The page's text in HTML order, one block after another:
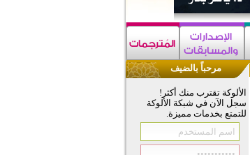
مرحباً بالضيف
الألوكة تقترب منك أكثر!
سجل الآن في شبكة الألوكة
للتمتع بخدمات مميزة.